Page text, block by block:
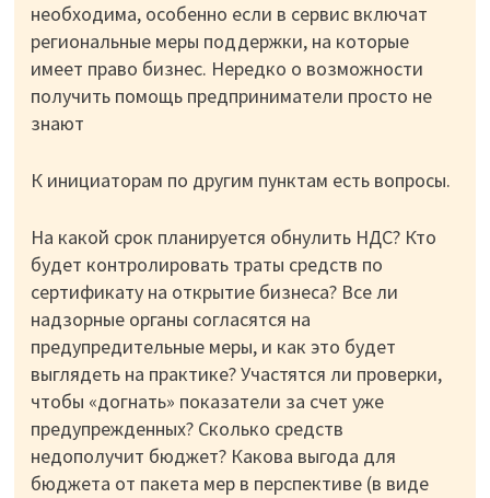
необходима, особенно если в сервис включат
региональные меры поддержки, на которые
имеет право бизнес. Нередко о возможности
получить помощь предприниматели просто не
знают
К инициаторам по другим пунктам есть вопросы.
На какой срок планируется обнулить НДС? Кто
будет контролировать траты средств по
сертификату на открытие бизнеса? Все ли
надзорные органы согласятся на
предупредительные меры, и как это будет
выглядеть на практике? Участятся ли проверки,
чтобы «догнать» показатели за счет уже
предупрежденных? Сколько средств
недополучит бюджет? Какова выгода для
бюджета от пакета мер в перспективе (в виде